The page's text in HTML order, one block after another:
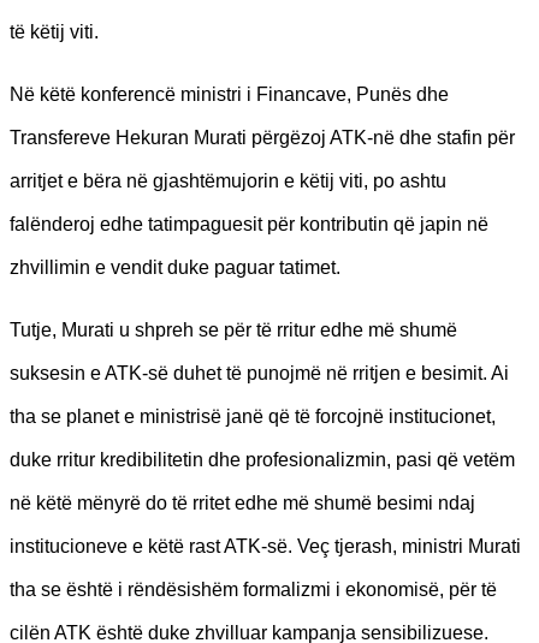
të këtij viti.
Në këtë konferencë ministri i Financave, Punës dhe
Transfereve Hekuran Murati përgëzoj ATK-në dhe stafin për
arritjet e bëra në gjashtëmujorin e këtij viti, po ashtu
falënderoj edhe tatimpaguesit për kontributin që japin në
zhvillimin e vendit duke paguar tatimet.
Tutje, Murati u shpreh se për të rritur edhe më shumë
suksesin e ATK-së duhet të punojmë në rritjen e besimit. Ai
tha se planet e ministrisë janë që të forcojnë institucionet,
duke rritur kredibilitetin dhe profesionalizmin, pasi që vetëm
në këtë mënyrë do të rritet edhe më shumë besimi ndaj
institucioneve e këtë rast ATK-së. Veç tjerash, ministri Murati
tha se është i rëndësishëm formalizmi i ekonomisë, për të
cilën ATK është duke zhvilluar kampanja sensibilizuese.